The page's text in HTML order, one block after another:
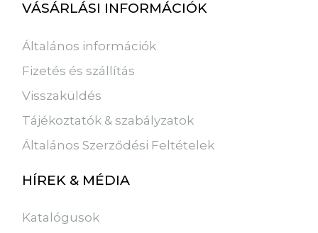
VÁSÁRLÁSI INFORMÁCIÓK
Általános információk
Fizetés és szállítás
Visszaküldés
Tájékoztatók & szabályzatok
Általános Szerződési Feltételek
HÍREK & MÉDIA
Katalógusok